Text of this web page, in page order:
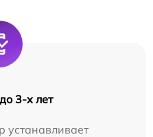
3-х лет
устанавливает